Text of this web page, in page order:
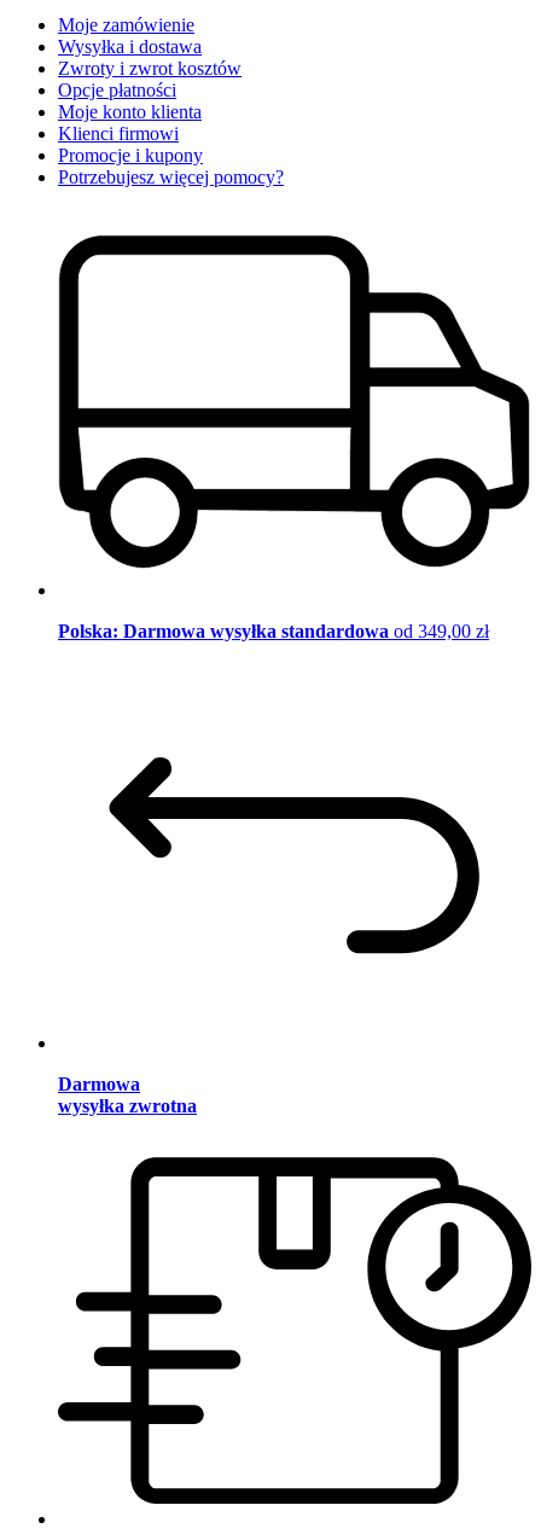
Moje zamówienie
Wysyłka i dostawa
Zwroty i zwrot kosztów
Opcje płatności
Moje konto klienta
Klienci firmowi
Promocje i kupony
Potrzebujesz więcej pomocy?
Polska: Darmowa wysyłka standardowa od 349,00 zł
Darmowa
wysyłka zwrotna